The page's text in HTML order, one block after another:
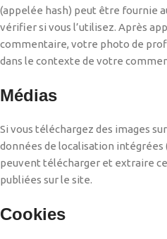
(appelée hash) peut être fournie
vérifier si vous l’utilisez. Après
commentaire, votre photo de
dans le contexte de votre
Médias
Si vous téléchargez des images
données de localisation intégrées
peuvent télécharger et extraire
publiées sur le site.
Cookies